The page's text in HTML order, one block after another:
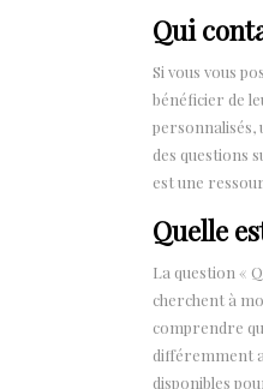
Qui
Si vous vous
bénéficier de
personnalisés,
des questions
est une
Quelle
La question «
cherchent à
comprendre
différemment
disponibles